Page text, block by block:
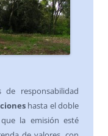
de responsabilidad
hasta el doble
la emisión esté